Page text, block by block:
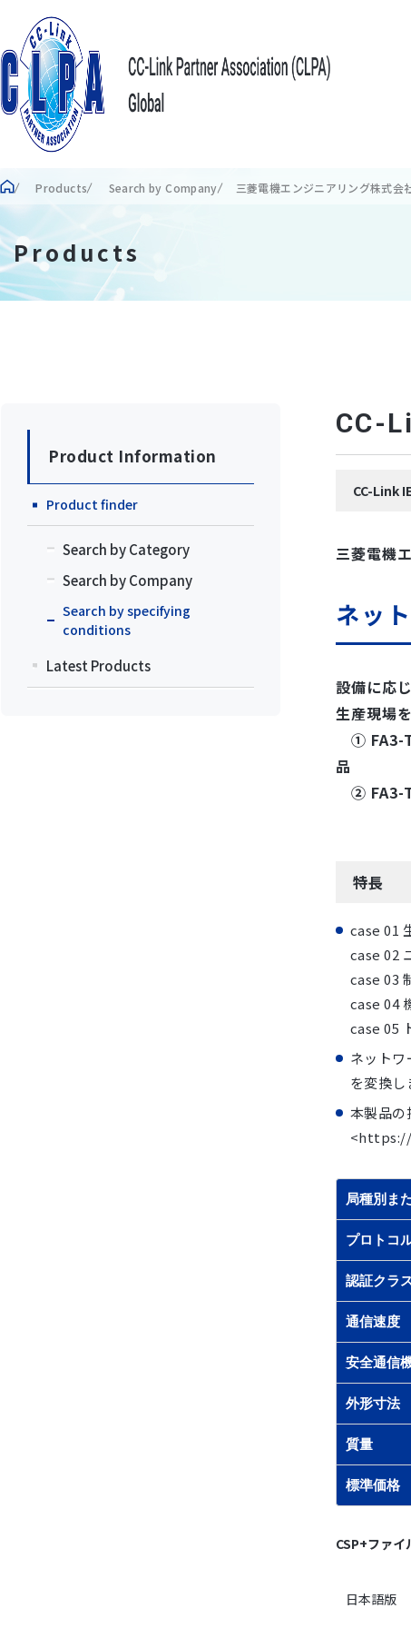
Products Search by Company 三菱電機エンジニアリング株式会
Products
Product Information
Product finder
Search by Category
Search by Company
Search by specifying
conditions
Latest Products
CC-
CC-Link
三菱電機
ネッ
設備に応
生産現場
① FA3-
品
② FA3-
特長
case 01
case 02
case 03
case 04
case 05
ネット
を変換し
本製品の
局種別ま
プロトコ
認証クラ
通信速度
安全通信
外形寸法
質量
標準価格
CSP+ファイ
日本語版